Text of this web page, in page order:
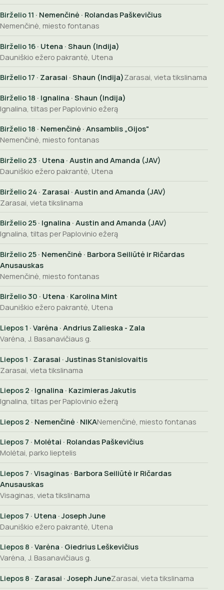
Birželio 11 · Nemenčinė · Rolandas Paškevičius
Nemenčinė, miesto fontanas
Birželio 16 · Utena · Shaun (Indija)
Dauniškio ežero pakrantė, Utena
Birželio 17 · Zarasai · Shaun (Indija)Zarasai, vieta tikslinama
Birželio 18 · Ignalina · Shaun (Indija)
Ignalina, tiltas per Paplovinio ežerą
Birželio 18 · Nemenčinė · Ansamblis „Gijos"
Nemenčinė, miesto fontanas
Birželio 23 · Utena · Austin and Amanda (JAV)
Dauniškio ežero pakrantė, Utena
Birželio 24 · Zarasai · Austin and Amanda (JAV)
Zarasai, vieta tikslinama
Birželio 25 · Ignalina · Austin and Amanda (JAV)
Ignalina, tiltas per Paplovinio ežerą
Birželio 25 · Nemenčinė · Barbora Seiliūtė ir Ričardas
Anusauskas
Nemenčinė, miesto fontanas
Birželio 30 · Utena · Karolina Mint
Dauniškio ežero pakrantė, Utena
Liepos 1 · Varėna · Andrius Zalieska - Zala
Varėna, J. Basanavičiaus g.
Liepos 1 · Zarasai · Justinas Stanislovaitis
Zarasai, vieta tikslinama
Liepos 2 · Ignalina · Kazimieras Jakutis
Ignalina, tiltas per Paplovinio ežerą
Liepos 2 · Nemenčinė · NIKANemenčinė, miesto fontanas
Liepos 7 · Molėtai · Rolandas Paškevičius
Molėtai, parko lieptelis
Liepos 7 · Visaginas · Barbora Seiliūtė ir Ričardas
Anusauskas
Visaginas, vieta tikslinama
Liepos 7 · Utena · Joseph June
Dauniškio ežero pakrantė, Utena
Liepos 8 · Varėna · Giedrius Leškevičius
Varėna, J. Basanavičiaus g.
Liepos 8 · Zarasai · Joseph JuneZarasai, vieta tikslinama